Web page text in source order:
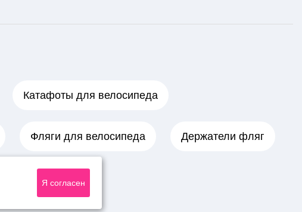
Катафоты для велосипеда
Фляги для велосипеда Держатели фляг
Я согласен